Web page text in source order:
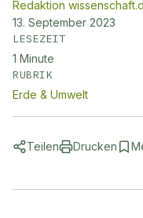
Redaktion
13. September 2023
LESEZEIT
1 Minute
RUBRIK
Erde & Umwelt
Teilen Drucken